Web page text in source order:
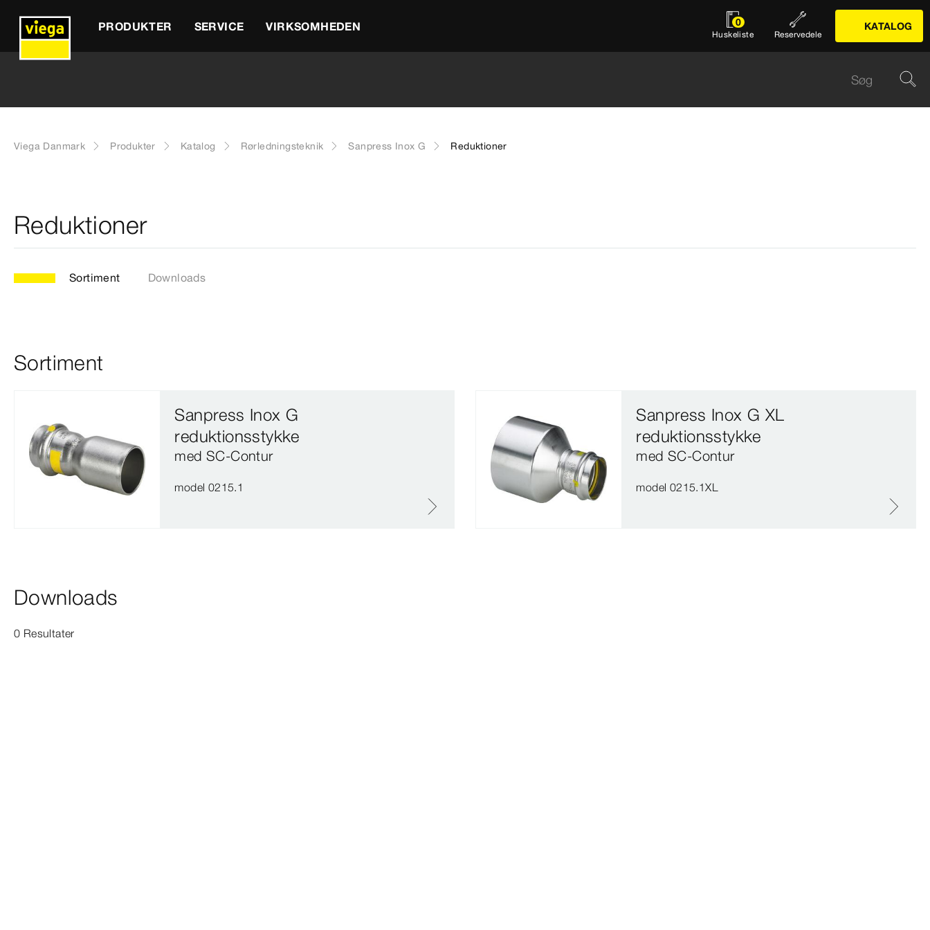
PRODUKTER SERVICE VIRKSOMHEDEN 0
Huskeliste Reservedele
KATALOG
Viega Danmark Produkter Katalog Rørledningsteknik Sanpress Inox G Reduktioner
Reduktioner
Sortiment Downloads
Sortiment
Sanpress Inox G
reduktionsstykke
med SC‑Contur
model 0215.1
Sanpress Inox G XL
reduktionsstykke
med SC‑Contur
model 0215.1XL
Downloads
0 Resultater